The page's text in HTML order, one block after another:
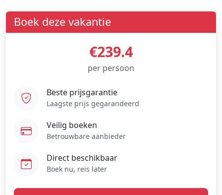
Boek deze vakantie
€239.4
per persoon
Beste prijsgarantie
Laagste prijs gegarandeerd
Veilig boeken
Betrouwbare aanbieder
Direct beschikbaar
Boek nu, reis later